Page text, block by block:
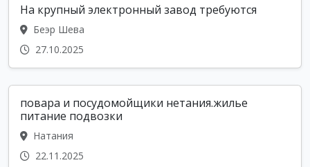
На крупный электронный завод требуются
Беэр Шева
27.10.2025
повара и посудомойщики нетания.жилье
питание подвозки
Натания
22.11.2025